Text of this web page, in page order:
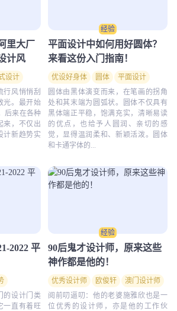
里大厂
计风
设计
行风悄悄刮
光。最开始
后来在各种
来，不仅出
计新趋势实
经验
平面设计中如何用好圆体？
来看这份入门指南！
优设好身体 圆体 平面设计
圆体由黑体演变而来，在笔画的拐角
处和其末端为圆弧状。圆体不仅具有
黑体端正平稳，饱满充实，清晰易读
的优点，也给予人圆润、亲切的感
觉，显得温润柔和、新颖活泼。圆体
和卡通字体的...
2022 平
的设计门类
一直有着旺
经验
90后鬼才设计师，原来这些
神作都是他的！
优秀设计师 欧俊轩
澳门设计师
阅前叨逼叨：他的老婆施雅欣也是一
位优秀的设计师，亦是他的工作伙